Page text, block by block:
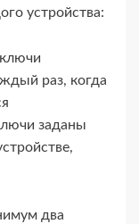
устройства:
раз, когда
заданы
два